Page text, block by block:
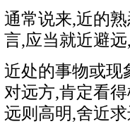
通常说来,近的
言,应当就近避
近处的事物或现
对远方,肯定看
远则高明,舍近